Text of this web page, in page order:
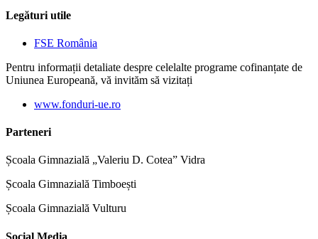
Legături utile
FSE România
Pentru informații detaliate despre celelalte programe cofinanțate de
Uniunea Europeană, vă invităm să vizitați
www.fonduri-ue.ro
Parteneri
Școala Gimnazială „Valeriu D. Cotea” Vidra
Școala Gimnazială Timboești
Școala Gimnazială Vulturu
Social Media